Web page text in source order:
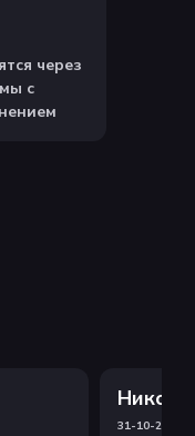
через
с
31-10-2025